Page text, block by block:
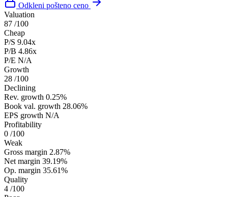
Odkleni pošteno ceno
Valuation
87 /100
Cheap
P/S 9.04x
P/B 4.86x
P/E N/A
Growth
28 /100
Declining
Rev. growth 0.25%
Book val. growth 28.06%
EPS growth N/A
Profitability
0 /100
Weak
Gross margin 2.87%
Net margin 39.19%
Op. margin 35.61%
Quality
4 /100